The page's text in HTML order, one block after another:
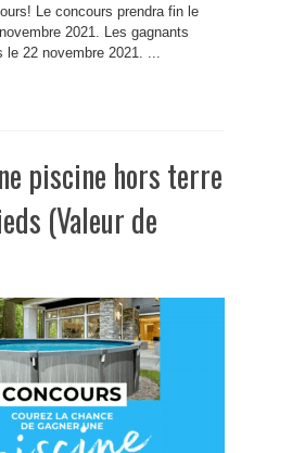
Le concours prendra fin le
2021. Les gagnants
le 22 novembre 2021. ...
piscine hors terre
(Valeur de